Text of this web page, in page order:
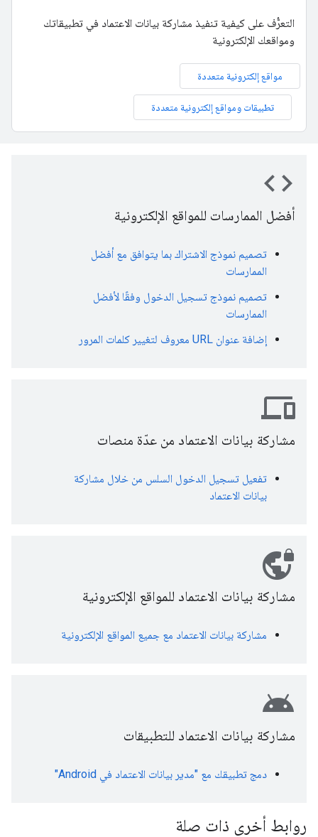
التعرُّف على كيفية تنفيذ مشاركة بيانات الاعتماد في تطبيقاتك
ومواقعك الإلكترونية
مواقع إلكترونية متعددة
تطبيقات ومواقع إلكترونية متعددة
code
أفضل الممارسات للمواقع الإلكترونية
تصميم نموذج الاشتراك بما يتوافق مع أفضل
الممارسات
تصميم نموذج تسجيل الدخول وفقًا لأفضل
الممارسات
إضافة عنوان URL معروف لتغيير كلمات المرور
devices
مشاركة بيانات الاعتماد من عدّة منصات
تفعيل تسجيل الدخول السلس من خلال مشاركة
بيانات الاعتماد
vpn_lock
مشاركة بيانات الاعتماد للمواقع الإلكترونية
مشاركة بيانات الاعتماد مع جميع المواقع الإلكترونية
android
مشاركة بيانات الاعتماد للتطبيقات
دمج تطبيقك مع "مدير بيانات الاعتماد في Android"
روابط أخرى ذات صلة